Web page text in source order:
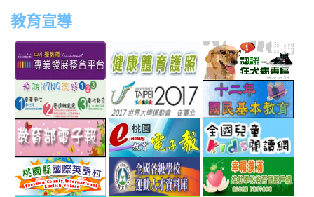
教育宣導
to
http://teachernet.moe.edu.tw/MAIN/index.aspx
link
to
https://airtw.epa.gov.tw/
link
to
http://
link
link
to
http://www.perdc.ntnu.edu.tw/anti-
flu/catalog.php?
MainCatalogID=2
link
http://
link
to
http://epaper.edu.tw/
link
to
http://163.30.192.132/
link
to
link
to
to